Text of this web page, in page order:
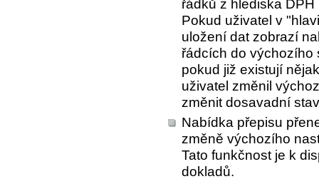
řádků z hlediska DPH
Pokud uživatel v
uložení dat zobrazí
řádcích do výchozího
pokud již existují
uživatel změnil
změnit dosavadní
Nabídka přepisu
změně výchozího
Tato funkčnost je k
dokladů.